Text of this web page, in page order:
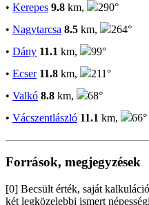
• Kerepes 9.8 km,
290°
• Nagytarcsa 8.5 km,
264°
• Dány 11.1 km,
99°
• Ecser 11.8 km,
211°
• Valkó 8.8 km,
68°
• Vácszentlászló 11.1 km, 66°
Források, megjegyzések
[0] Becsült érték, saját
két legközelebbi ismert